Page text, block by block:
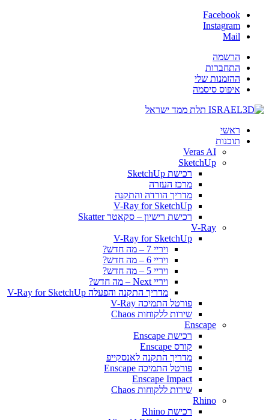
Facebook
Instagram
Mail
הרשמה
התחברות
ההזמנות שלי
איפוס סיסמה
ראשי
תוכנות
Veras AI
SketchUp
רכישת SketchUp
מרכז העזרה
מדריך הורדה והתקנה
V-Ray for SketchUp
רכישת רישיון – סקאטר Skatter
V-Ray
V-Ray for SketchUp
ויריי 7 – מה חדש?
ויריי 6 – מה חדש?
ויריי 5 – מה חדש?
ויריי Next – מה חדש?
מדריך התקנה והפעלה V-Ray for SketchUp
פורטל התמיכה V-Ray
שירות ללקוחות Chaos
Enscape
רכישת Enscape
קורס Enscape
מדריך התקנה לאנסקייפ
פורטל התמיכה Enscape
Enscape Impact
שירות ללקוחות Chaos
Rhino
רכישת Rhino